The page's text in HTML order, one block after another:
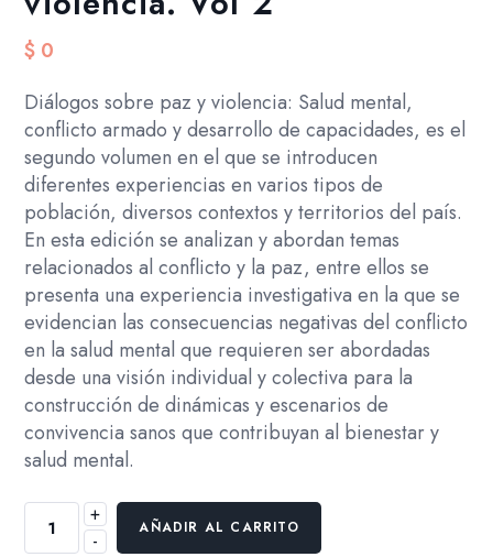
$ 0
Diálogos sobre paz y violencia: Salud mental,
conflicto armado y desarrollo de capacidades, es el
segundo volumen en el que se introducen
diferentes experiencias en varios tipos de
población, diversos contextos y territorios del país.
En esta edición se analizan y abordan temas
relacionados al conflicto y la paz, entre ellos se
presenta una experiencia investigativa en la que se
evidencian las consecuencias negativas del conflicto
en la salud mental que requieren ser abordadas
desde una visión individual y colectiva para la
construcción de dinámicas y escenarios de
convivencia sanos que contribuyan al bienestar y
salud mental.
-
sobre
+
AÑADIR AL CARRITO